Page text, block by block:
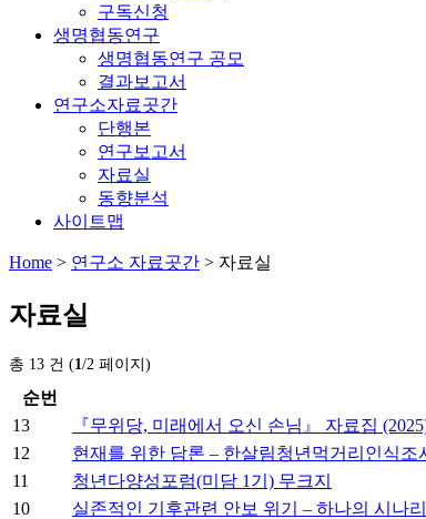
구독신청
생명협동연구
생명협동연구 공모
결과보고서
연구소자료곳간
단행본
연구보고서
자료실
동향분석
사이트맵
Home > 연구소 자료곳간 > 자료실
자료실
총 13 건 (1/2 페이지)
순번
13
『무위당, 미래에서 오신 손님』 자료집
12
현재를 위한 담론 – 한살림청년먹거리인식조
11
청년다양성포럼(미담 1기) 무크지
10
실존적인 기후관련 안보 위기 – 하나의 시나